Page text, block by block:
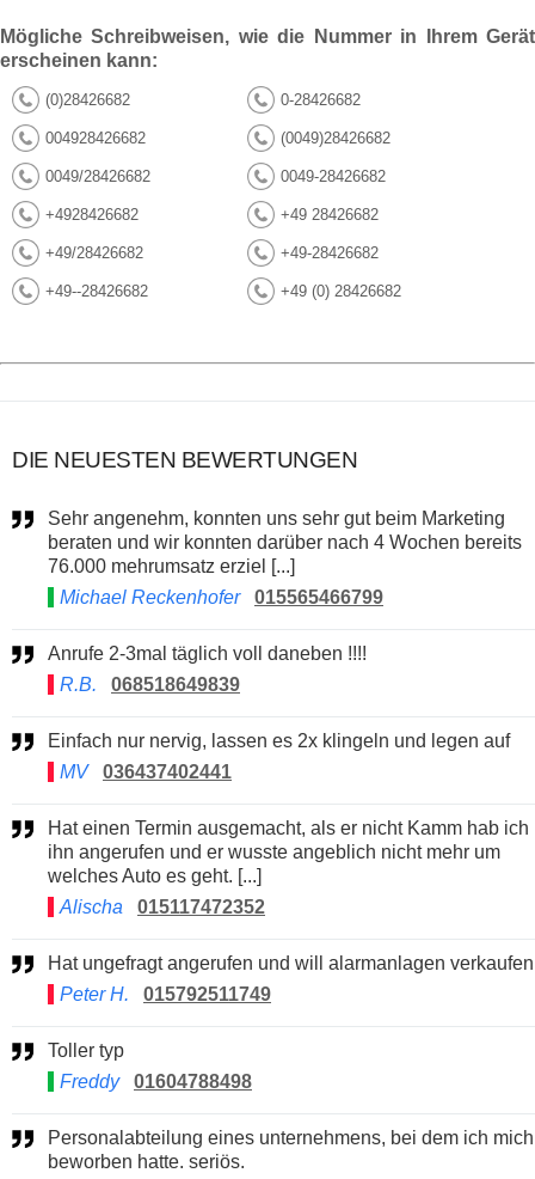
Mögliche Schreibweisen, wie die Nummer in Ihrem Gerät
erscheinen kann:
(0)28426682 0-28426682
004928426682 (0049)28426682
0049/28426682 0049-28426682
+4928426682 +49 28426682
+49/28426682 +49-28426682
+49--28426682 +49 (0) 28426682
DIE NEUESTEN BEWERTUNGEN
Sehr angenehm, konnten uns sehr gut beim Marketing
beraten und wir konnten darüber nach 4 Wochen bereits
76.000 mehrumsatz erziel [...]
Michael Reckenhofer
015565466799
Anrufe 2-3mal täglich voll daneben !!!!
R.B.
068518649839
Einfach nur nervig, lassen es 2x klingeln und legen auf
MV
036437402441
Hat einen Termin ausgemacht, als er nicht Kamm hab ich
ihn angerufen und er wusste angeblich nicht mehr um
welches Auto es geht. [...]
Alischa
015117472352
Hat ungefragt angerufen und will alarmanlagen verkaufen
Peter H.
015792511749
Toller typ
Freddy
01604788498
Personalabteilung eines unternehmens, bei dem ich mich
beworben hatte. seriös.